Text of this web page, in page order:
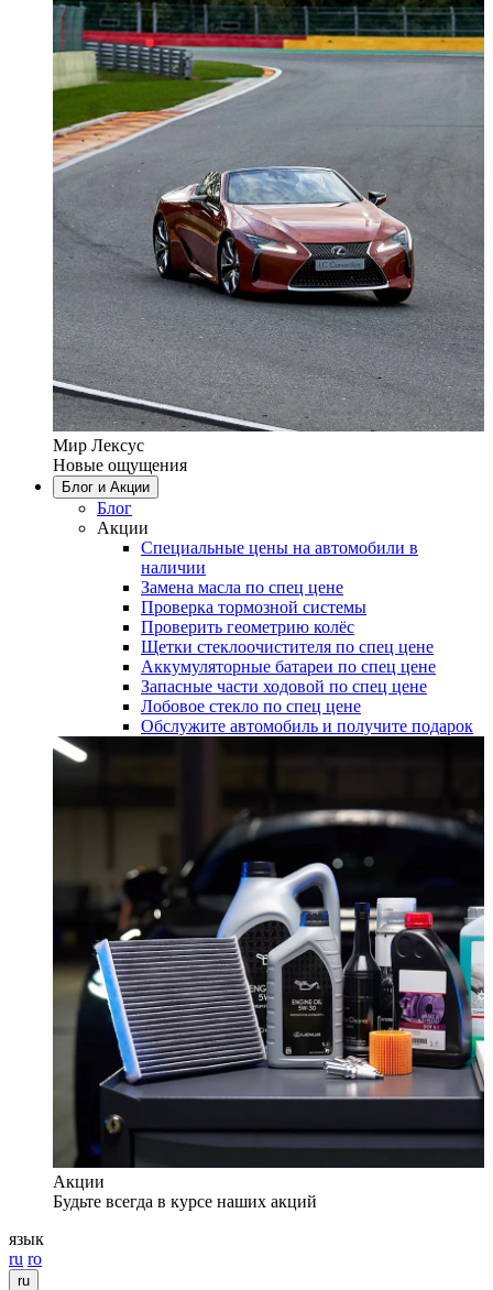
Мир Лексус
Новые ощущения
Блог и Акции
Блог
Акции
Специальные цены на автомобили в
наличии
Замена масла по спец цене
Проверка тормозной системы
Проверить геометрию колёс
Щетки стеклоочистителя по спец цене
Аккумуляторные батареи по спец цене
Запасные части ходовой по спец цене
Лобовое стекло по спец цене
Обслужите автомобиль и получите подарок
Акции
Будьте всегда в курсе наших акций
язык
ru ro
ru